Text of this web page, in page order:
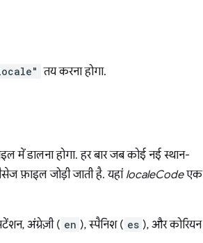
तय करना होगा.
में डालना होगा. हर बार जब कोई नई स्थान-
फ़ाइल जोड़ी जाती है. यहांlocaleCodeएक
अंग्रेज़ी ( en ), स्पैनिश ( es ), और कोरियन